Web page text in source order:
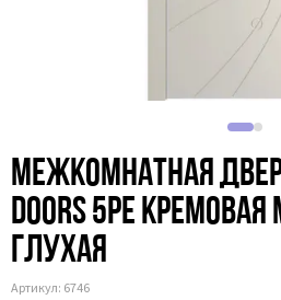
Межкомнатная
Doors 5PE
глухая
Артикул: 6746